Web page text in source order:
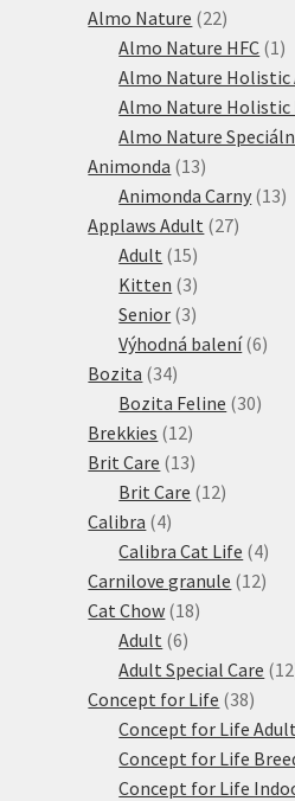
produktů
Almo Nature 2222
produktů
Almo Nature HFC 1 1
Almo Nature Holistic
Almo Nature
Almo Nature
Animonda 1313
produktů
Animonda Carny 1313
Applaws Adult 2727
Adult 1515
produktů
Kitten 33
produkty
Senior 33
produkty
Výhodná balení 66
Bozita 3434
produktů
Bozita Feline 3030
Brekkies 1212
produktů
Brit Care 1313
produktů
Brit Care 1212
Calibra 44
produkty
Calibra Cat Life 44
Carnilove granule 1212
Cat Chow 1818
Adult 66
produktů
Adult Special Care 12
Concept for Life 3838
Concept for Life Adult
Concept for Life
Concept for Life